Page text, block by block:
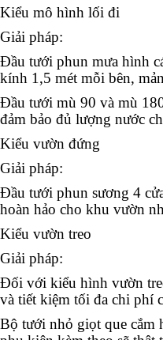
Kiểu mô hình lối đi
Giải pháp:
Đầu tưới phun mưa hình
kính 1,5 mét mỗi bên,
Đầu tưới mù 90 và mù
đảm bảo đủ lượng nước
Kiểu vườn đứng
Giải pháp:
Đầu tưới phun sương 4
hoàn hảo cho khu vườn
Kiểu vườn treo
Giải pháp:
Đối với kiểu hình vườn
và tiết kiệm tối đa chi phí
Bộ tưới nhỏ giọt que cắm